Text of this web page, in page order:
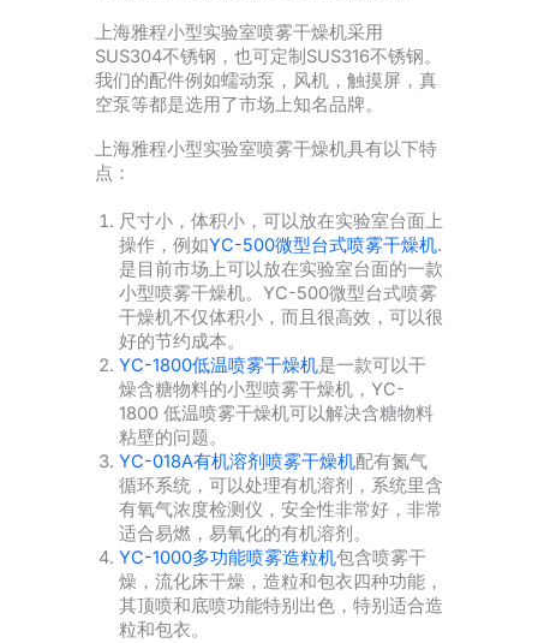
上海雅程小型实验室喷雾干燥机采用
SUS304不锈钢，也可定制SUS316不锈钢。
我们的配件例如蠕动泵，风机，触摸屏，真
空泵等都是选用了市场上知名品牌。
上海雅程小型实验室喷雾干燥机具有以下特
点：
尺寸小，体积小，可以放在实验室台面上
操作，例如YC-500微型台式喷雾干燥机.
是目前市场上可以放在实验室台面的一款
小型喷雾干燥机。YC-500微型台式喷雾
干燥机不仅体积小，而且很高效，可以很
好的节约成本。
YC-1800低温喷雾干燥机是一款可以干
燥含糖物料的小型喷雾干燥机，YC-
1800 低温喷雾干燥机可以解决含糖物料
粘壁的问题。
YC-018A有机溶剂喷雾干燥机配有氮气
循环系统，可以处理有机溶剂，系统里含
有氧气浓度检测仪，安全性非常好，非常
适合易燃，易氧化的有机溶剂。
YC-1000多功能喷雾造粒机包含喷雾干
燥，流化床干燥，造粒和包衣四种功能，
其顶喷和底喷功能特别出色，特别适合造
粒和包衣。